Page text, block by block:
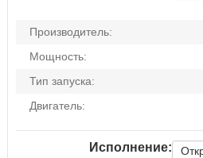
Производитель:
Мощность:
Тип запуска:
Двигатель:
Исполнение: